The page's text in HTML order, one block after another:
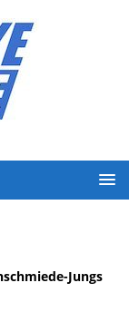
Jungs